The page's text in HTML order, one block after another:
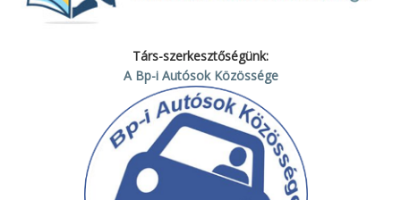
Társ-szerkesztőségünk:
A Bp-i Autósok Közössége